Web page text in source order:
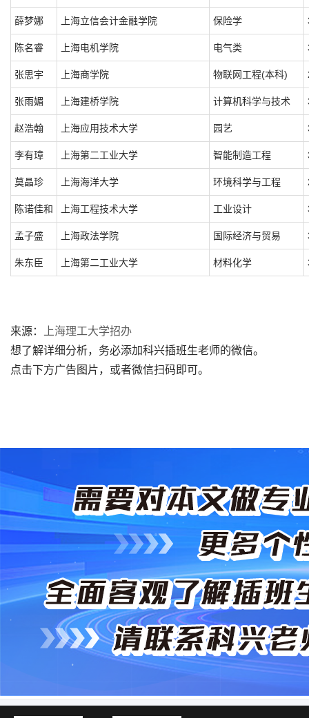
薛梦娜 上海立信会计金融学院 保险学
陈名睿 上海电机学院 电气类
张思宇 上海商学院 物联网工程(本科)
张雨媚 上海建桥学院 计算机科学与技术
赵浩翰 上海应用技术大学 园艺
李有璋 上海第二工业大学 智能制造工程
莫晶珍 上海海洋大学 环境科学与工程
陈诺佳和 上海工程技术大学 工业设计
孟子盛 上海政法学院 国际经济与贸易
朱东臣 上海第二工业大学 材料化学
来源：
上海理工大学招办
想了解详细分析，务必添加科兴插班生老师的微信。
点击下方广告图片，或者微信扫码即可。